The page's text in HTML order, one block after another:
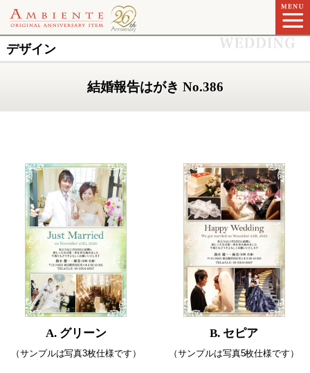
デザイン
結婚報告はがき No.386
A. グリーン
（サンプルは写真3枚仕様です）
B. セピア
（サンプルは写真5枚仕様です）